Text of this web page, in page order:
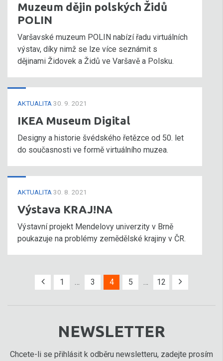
Muzeum dějin polských Židů
POLIN
Varšavské muzeum POLIN nabízí řadu virtuálních
výstav, díky nimž se lze více seznámit s
dějinami Židovek a Židů ve Varšavě a Polsku.
AKTUALITA 30. 9. 2021
IKEA Museum Digital
Designy a historie švédského řetězce od 50. let
do současnosti ve formě virtuálního muzea.
AKTUALITA 30. 8. 2021
Výstava KRAJ!NA
Výstavní projekt Mendelovy univerzity v Brně
poukazuje na problémy zemědělské krajiny v ČR.
1 … 3 4 5 … 12
NEWSLETTER
Chcete-li se přihlásit k odběru newsletteru, zadejte prosím